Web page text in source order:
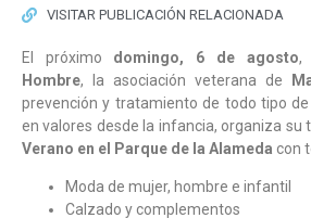
VISITAR PUBLICACIÓN RELACIONADA
El próximo domingo, 6 de agosto,
Hombre, la asociación veterana de
prevención y tratamiento de todo tipo
en valores desde la infancia, organiza su
Verano en el Parque de la Alameda con
Moda de mujer, hombre e infantil
Calzado y complementos